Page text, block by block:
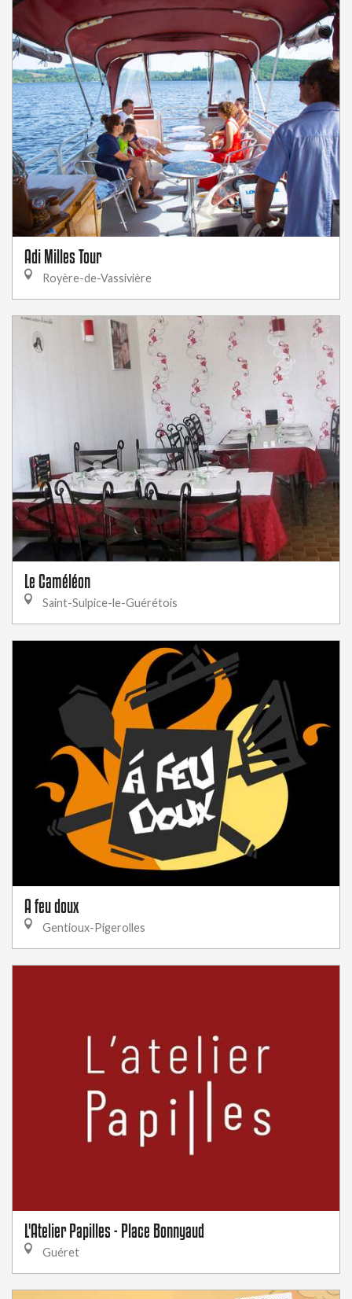
Adi Milles Tour
Royère-de-Vassivière
Le Caméléon
Saint-Sulpice-le-Guérétois
A feu doux
Gentioux-Pigerolles
L'Atelier Papilles - Place Bonnyaud
Guéret